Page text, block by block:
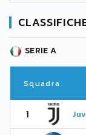
SERIE A
Squadra
1